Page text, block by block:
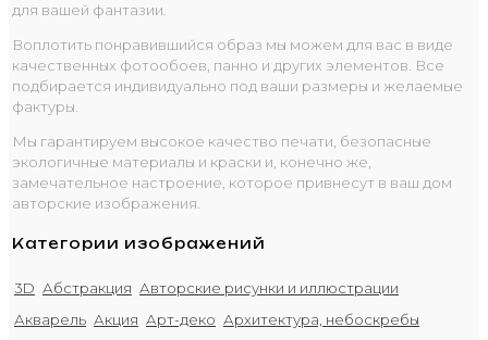
для вашей фантазии.
Воплотить понравившийся образ мы можем для вас в виде
качественных фотообоев, панно и других элементов. Все
подбирается индивидуально под ваши размеры и желаемые
фактуры.
Мы гарантируем высокое качество печати, безопасные
экологичные материалы и краски и, конечно же,
замечательное настроение, которое привнесут в ваш дом
авторские изображения.
Категории изображений
3D Абстракция Авторские рисунки и иллюстрации
Акварель Акция Арт-деко Архитектура, небоскребы